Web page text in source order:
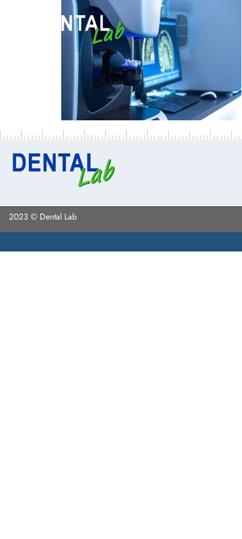
2023 © Dental Lab